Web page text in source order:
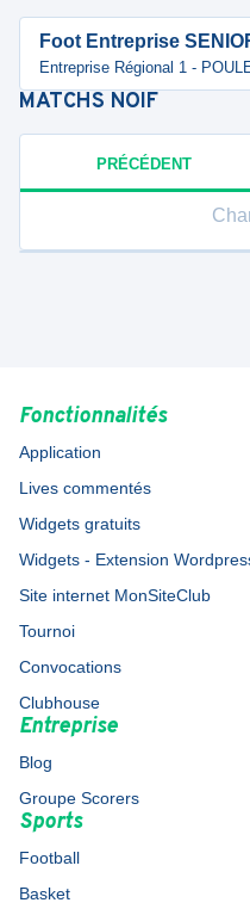
Foot Entreprise
Entreprise Régional 1 -
MATCHS NOIF
PRÉCÉDENT
Fonctionnalités
Application
Lives commentés
Widgets gratuits
Widgets - Extension
Site internet MonSiteClub
Tournoi
Convocations
Clubhouse
Entreprise
Blog
Groupe Scorers
Sports
Football
Basket